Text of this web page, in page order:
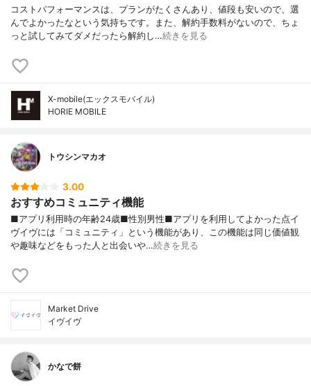
コストパフォーマンスは、プランがたくさんあり、値段も安いので、選
んでよかったなという気持ちです。また、解約手数料がないので、ちょ
っと試してみてダメだったら解約し…続きを見る
X-mobile(エックスモバイル)
HORIE MOBILE
トウシンマカオ
3.00
おすすめコミュニティ機能
■アプリ利用時の年齢24歳■性別男性■アプリを利用してよかった点イ
ヴイヴには「コミュニティ」という機能があり、この機能は同じ価値観
や趣味などをもった人と出会いや…続きを見る
Market Drive
イヴイヴ
かなで餅